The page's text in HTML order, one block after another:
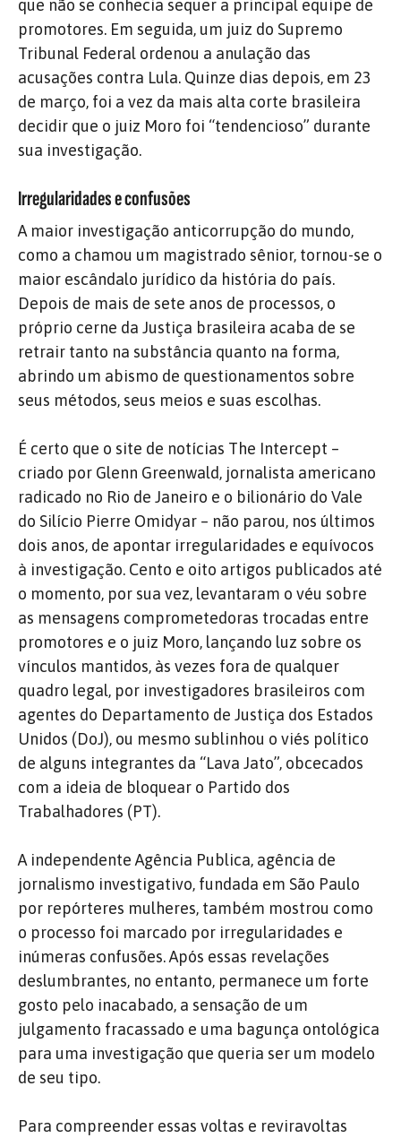
que não se conhecia sequer a principal equipe de
promotores. Em seguida, um juiz do Supremo
Tribunal Federal ordenou a anulação das
acusações contra Lula. Quinze dias depois, em 23
de março, foi a vez da mais alta corte brasileira
decidir que o juiz Moro foi “tendencioso” durante
sua investigação.
Irregularidades e confusões
A maior investigação anticorrupção do mundo,
como a chamou um magistrado sênior, tornou-se o
maior escândalo jurídico da história do país.
Depois de mais de sete anos de processos, o
próprio cerne da Justiça brasileira acaba de se
retrair tanto na substância quanto na forma,
abrindo um abismo de questionamentos sobre
seus métodos, seus meios e suas escolhas.
É certo que o site de notícias The Intercept –
criado por Glenn Greenwald, jornalista americano
radicado no Rio de Janeiro e o bilionário do Vale
do Silício Pierre Omidyar – não parou, nos últimos
dois anos, de apontar irregularidades e equívocos
à investigação. Cento e oito artigos publicados até
o momento, por sua vez, levantaram o véu sobre
as mensagens comprometedoras trocadas entre
promotores e o juiz Moro, lançando luz sobre os
vínculos mantidos, às vezes fora de qualquer
quadro legal, por investigadores brasileiros com
agentes do Departamento de Justiça dos Estados
Unidos (DoJ), ou mesmo sublinhou o viés político
de alguns integrantes da “Lava Jato”, obcecados
com a ideia de bloquear o Partido dos
Trabalhadores (PT).
A independente Agência Publica, agência de
jornalismo investigativo, fundada em São Paulo
por repórteres mulheres, também mostrou como
o processo foi marcado por irregularidades e
inúmeras confusões. Após essas revelações
deslumbrantes, no entanto, permanece um forte
gosto pelo inacabado, a sensação de um
julgamento fracassado e uma bagunça ontológica
para uma investigação que queria ser um modelo
de seu tipo.
Para compreender essas voltas e reviravoltas